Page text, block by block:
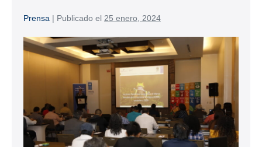
Prensa | Publicado el 25 enero, 2024